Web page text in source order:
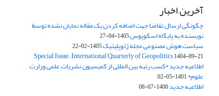
آخرین اخبار
چگونگی ارسال تقاضا جهت اضافه کردن یک مقاله نمایان نشده توسط
نویسنده به پایگاه اسکوپوس1405-04-27
سیاست هوش مصنوعی مجله ژئوپلیتیک1405-02-22
Special Issue – International Quarterly of Geopolitics1404-09-21
اطلاعیه جدید *کسب رتبه بین المللی از کمیسیون نشریات علمی وزارت
علوم*1401-05-02
اطلاعیه جدید1400-07-08